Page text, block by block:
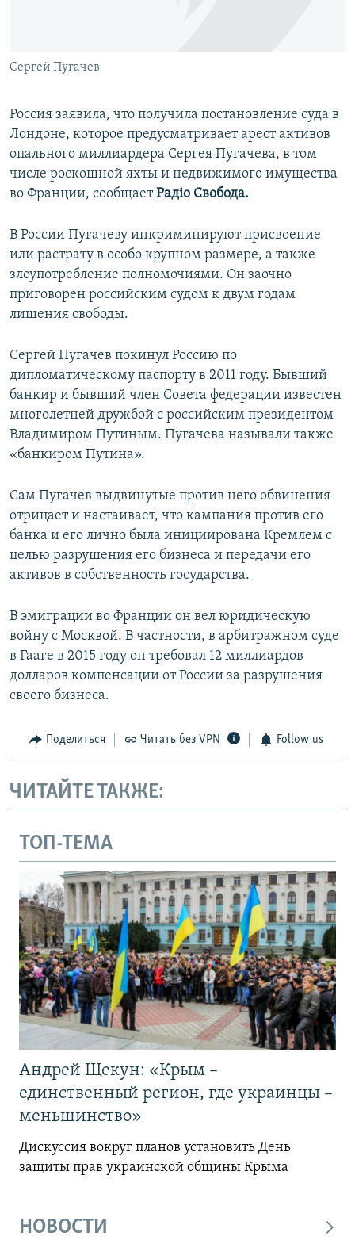
ELIFBE
Все сайты RFE/RL
Сергей Пугачев
Россия заявила, что получила постановление суда в
Лондоне, которое предусматривает арест активов
опального миллиардера Сергея Пугачева, в том
числе роскошной яхты и недвижимого имущества
во Франции, сообщаетРадіо Свобода.
В России Пугачеву инкриминируют присвоение
или растрату в особо крупном размере, а также
злоупотребление полномочиями. Он заочно
приговорен российским судом к двум годам
лишения свободы.
Сергей Пугачев покинул Россию по
дипломатическому паспорту в 2011 году. Бывший
банкир и бывший член Совета федерации известен
многолетней дружбой с российским президентом
Владимиром Путиным. Пугачева называли также
«банкиром Путина».
Сам Пугачев выдвинутые против него обвинения
отрицает и настаивает, что кампания против его
банка и его лично была инициирована Кремлем с
целью разрушения его бизнеса и передачи его
активов в собственность государства.
В эмиграции во Франции он вел юридическую
войну с Москвой. В частности, в арбитражном суде
в Гааге в 2015 году он требовал 12 миллиардов
долларов компенсации от России за разрушения
своего бизнеса.
Поделиться Читать без VPN Follow us
ЧИТАЙТЕ ТАКЖЕ:
ТОП-ТЕМА
Андрей Щекун: «Крым –
единственный регион, где украинцы –
меньшинство»
Дискуссия вокруг планов установить День
защиты прав украинской общины Крыма
НОВОСТИ